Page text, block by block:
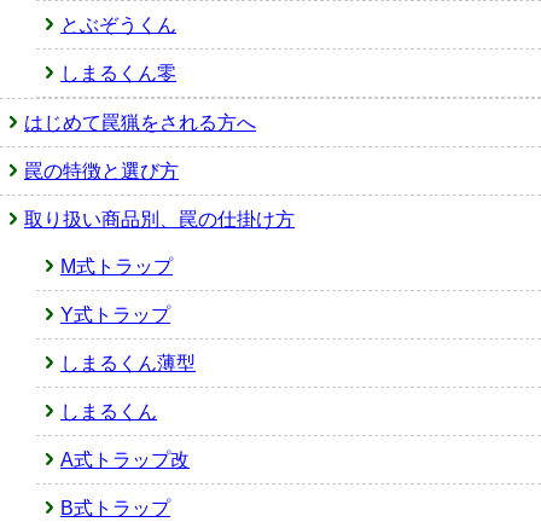
とぶぞうくん
しまるくん零
はじめて罠猟をされる方へ
罠の特徴と選び方
取り扱い商品別、罠の仕掛け方
M式トラップ
Y式トラップ
しまるくん薄型
しまるくん
A式トラップ改
B式トラップ